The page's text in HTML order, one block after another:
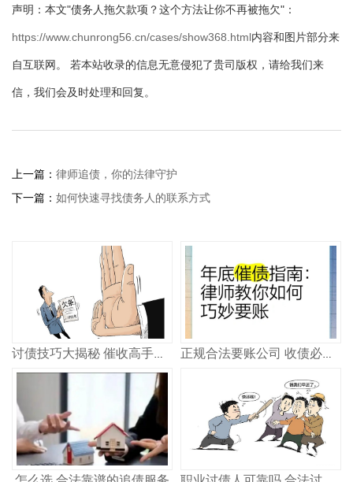
声明：本文"债务人拖欠款项？这个方法让你不再被拖欠"：
https://www.chunrong56.cn/cases/show368.html内容和图片部分来
自互联网。 若本站收录的信息无意侵犯了贵司版权，请给我们来
信，我们会及时处理和回复。
上一篇： 律师追债，你的法律守护
下一篇： 如何快速寻找债务人的联系方式
讨债技巧大揭秘 催收高手教你轻松追回欠款 正规合法要账公司 收债必看指南